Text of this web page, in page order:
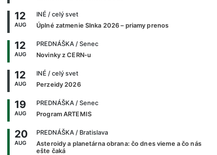
12
AUG
INÉ / celý svet
Úplné zatmenie Slnka 2026 – priamy prenos
12
AUG
PREDNÁŠKA / Senec
Novinky z CERN-u
12
AUG
INÉ / celý svet
Perzeidy 2026
19
AUG
PREDNÁŠKA / Senec
Program ARTEMIS
20
AUG
PREDNÁŠKA / Bratislava
Asteroidy a planetárna obrana: čo dnes vieme a čo nás
ešte čaká